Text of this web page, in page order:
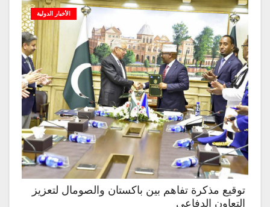
الأخبار الدولية
توقيع مذكرة تفاهم بين باكستان والصومال لتعزيز
التعاون الدفاعي